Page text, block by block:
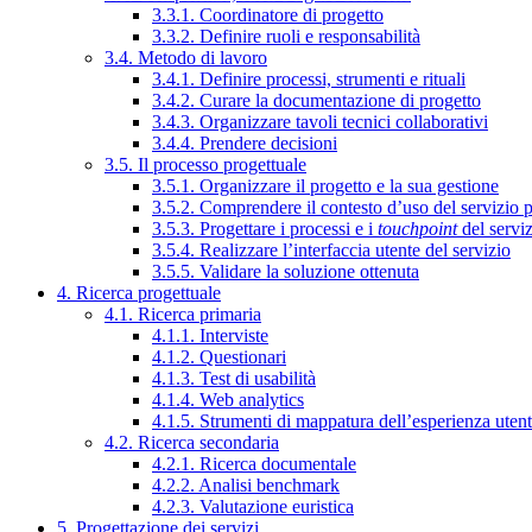
3.3.1. Coordinatore di progetto
3.3.2. Definire ruoli e responsabilità
3.4. Metodo di lavoro
3.4.1. Definire processi, strumenti e rituali
3.4.2. Curare la documentazione di progetto
3.4.3. Organizzare tavoli tecnici collaborativi
3.4.4. Prendere decisioni
3.5. Il processo progettuale
3.5.1. Organizzare il progetto e la sua gestione
3.5.2. Comprendere il contesto d’uso del servizio
3.5.3. Progettare i processi e i touchpointdel
3.5.4. Realizzare l’interfaccia utente del servizio
3.5.5. Validare la soluzione ottenuta
4. Ricerca progettuale
4.1. Ricerca primaria
4.1.1. Interviste
4.1.2. Questionari
4.1.3. Test di usabilità
4.1.4. Web analytics
4.1.5. Strumenti di mappatura dell’esperienza
4.2. Ricerca secondaria
4.2.1. Ricerca documentale
4.2.2. Analisi benchmark
4.2.3. Valutazione euristica
5. Progettazione dei servizi